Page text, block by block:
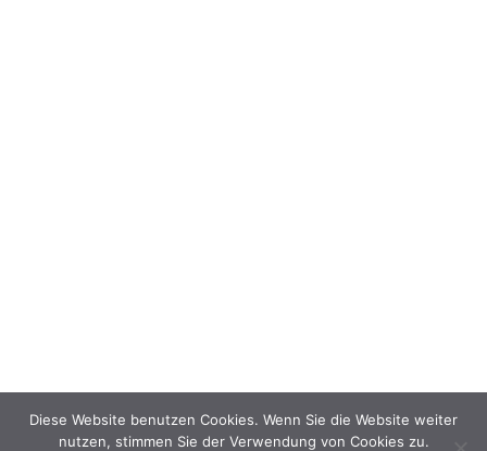
Diese Website benutzen Cookies. Wenn Sie die Website weiter
nutzen, stimmen Sie der Verwendung von Cookies zu.